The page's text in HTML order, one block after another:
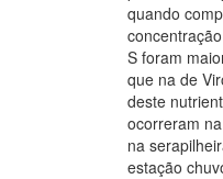
quando
S foram
que na de
deste
ocorreram
na
estação